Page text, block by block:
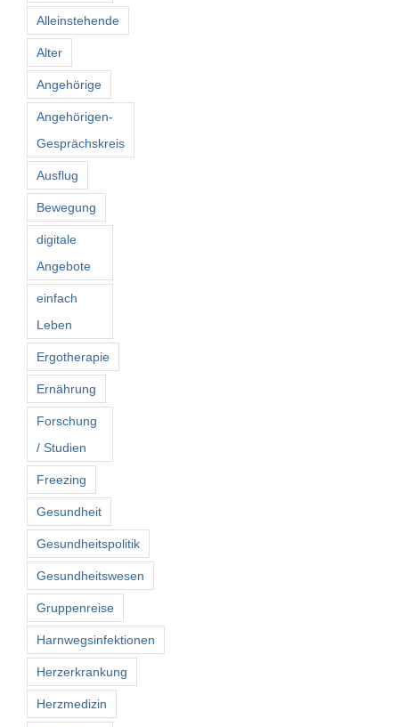
Alleinstehende
Alter
Angehörige
Angehörigen-
Gesprächskreis
Ausflug
Bewegung
digitale
Angebote
einfach
Leben
Ergotherapie
Ernährung
Forschung
/ Studien
Freezing
Gesundheit
Gesundheitspolitik
Gesundheitswesen
Gruppenreise
Harnwegsinfektionen
Herzerkrankung
Herzmedizin